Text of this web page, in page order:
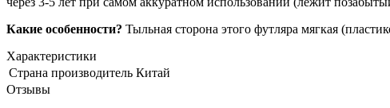
Какие особенности? Тыльная сторона этого футляра мягкая
Характеристики
Страна производитель Китай
Отзывы